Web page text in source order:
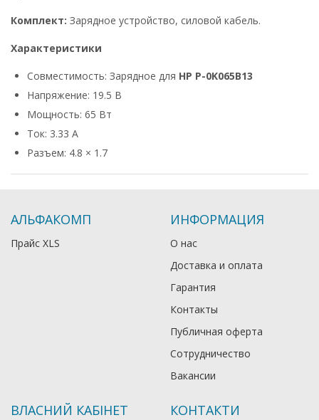
Комплект: Зарядное устройство, силовой кабель.
Характеристики
Совместимость: Зарядное для HP P-0K065B13
Напряжение: 19.5 В
Мощность: 65 Вт
Ток: 3.33 А
Разъем: 4.8 × 1.7
АЛЬФАКОМП
Прайс XLS
ИНФОРМАЦИЯ
О нас
Доставка и оплата
Гарантия
Контакты
Публичная оферта
Сотрудничество
Вакансии
ВЛАСНИЙ КАБІНЕТ КОНТАКТИ